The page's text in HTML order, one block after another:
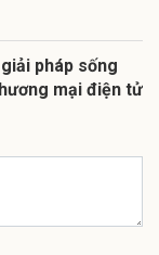
pháp sống
mại điện tử